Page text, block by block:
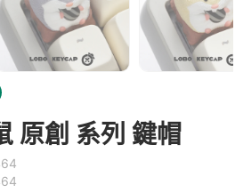
原創 系列 鍵帽